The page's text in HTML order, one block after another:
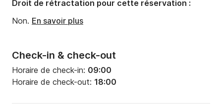
Check-in & check-out
Horaire de check-in: 09:00
Horaire de check-out: 18:00
Droit de rétractation pour cette réservation :
Non. En savoir plus